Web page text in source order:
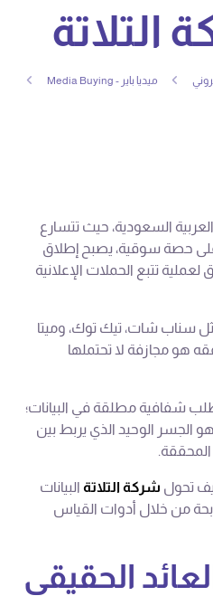
ميديا باير - Media Buying
السعودية، حيث تتسارع
على حصة سوقية، يصبح إطلاق
تتبع الحملات الإعلانية
سناب شات، تيك توك، وميتا
هو مجازفة لا تحتملها
شفافية مطلقة في البيانات؛
هو الجسر الوحيد الذي يربط بين
المحققة.
تحول شركة التلاتة البيانات
من خلال أدوات القياس
الحقيقي